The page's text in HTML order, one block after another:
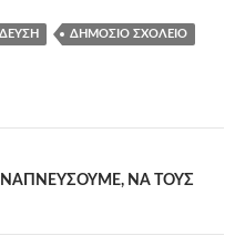
ΔΗΜΌΣΙΟ ΣΧΟΛΕΊΟ
ΝΑ ΤΟΥΣ